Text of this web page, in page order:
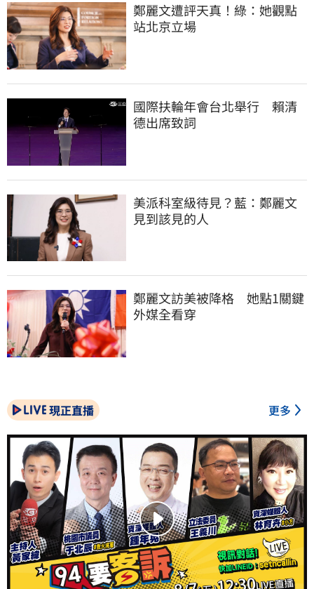
鄭麗文遭評天真！綠：她觀點
站北京立場
國際扶輪年會台北舉行　賴清
德出席致詞
美派科室級待見？藍：鄭麗文
見到該見的人
鄭麗文訪美被降格　她點1關鍵
外媒全看穿
現正直播 更多